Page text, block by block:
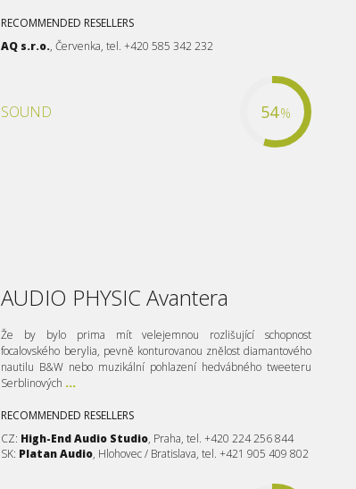
RECOMMENDED RESELLERS
AQ s.r.o., Červenka, tel. +420 585 342 232
SOUND 54%
AUDIO PHYSIC Avantera
Že by bylo prima mít velejemnou rozlišující schopnost
focalovského berylia, pevně konturovanou znělost diamantového
nautilu B&W nebo muzikální pohlazení hedvábného tweeteru
Serblinových ...
RECOMMENDED RESELLERS
CZ: High-End Audio Studio, Praha, tel. +420 224 256 844
SK: Platan Audio, Hlohovec / Bratislava, tel. +421 905 409 802